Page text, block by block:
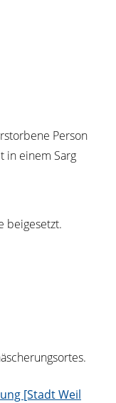
Person
in einem Sarg
beigesetzt.
[Stadt Weil